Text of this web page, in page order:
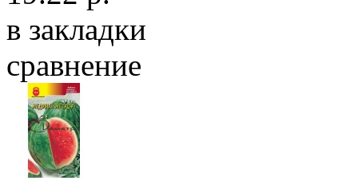
в закладки
сравнение